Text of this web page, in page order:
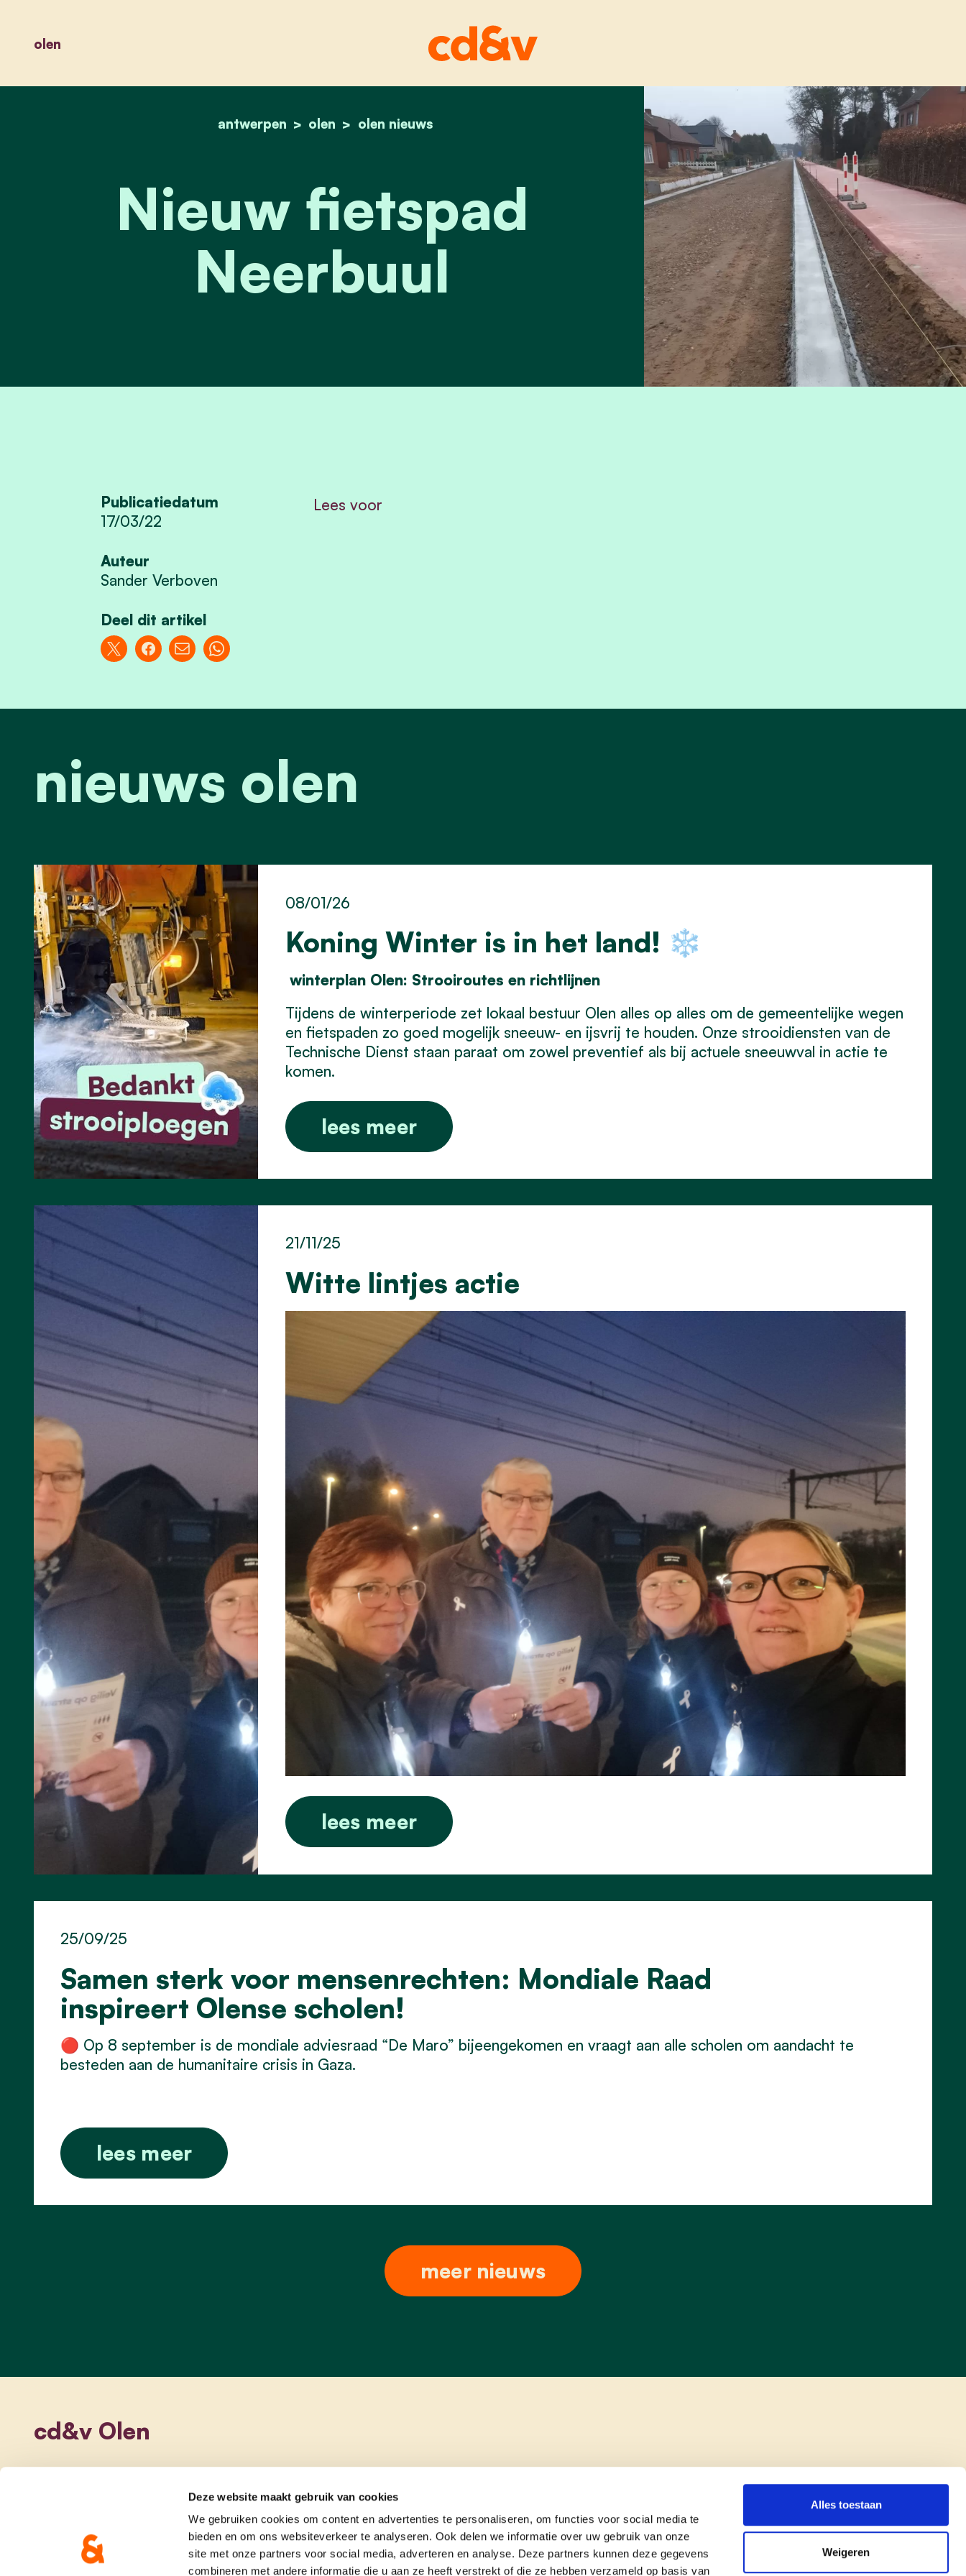
Deze website maakt gebruik van cookies
We gebruiken cookies om content en advertenties te personaliseren, om functies voor social media te
bieden en om ons websiteverkeer te analyseren. Ook delen we informatie over uw gebruik van onze
site met onze partners voor social media, adverteren en analyse. Deze partners kunnen deze gegevens
combineren met andere informatie die u aan ze heeft verstrekt of die ze hebben verzameld op basis van
Alles toestaan
Weigeren
olen
home
antwerpen olen olen nieuws
nieuw fietspad neerbuul
Nieuw fietspad
Neerbuul
Publicatiedatum
17/03/22
Auteur
Sander Verboven
Deel dit artikel
Lees voor
nieuws olen
Koning Winter is in het land! ❄️
08/01/26
winterplan Olen: Strooiroutes en richtlijnen
Tijdens de winterperiode zet lokaal bestuur Olen alles op alles om de gemeentelijke wegen
en fietspaden zo goed mogelijk sneeuw- en ijsvrij te houden. Onze strooidiensten van de
Technische Dienst staan paraat om zowel preventief als bij actuele sneeuwval in actie te
komen.
lees meer
Witte lintjes actie
21/11/25
lees meer
Samen sterk voor mensenrechten: Mondiale Raad
inspireert Olense scholen!
25/09/25
🔴 Op 8 september is de mondiale adviesraad “De Maro” bijeengekomen en vraagt aan alle scholen om aandacht te
besteden aan de humanitaire crisis in Gaza.
lees meer
meer nieuws
cd&v Olen